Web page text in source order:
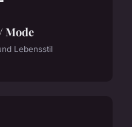
Mode
Lebensstil